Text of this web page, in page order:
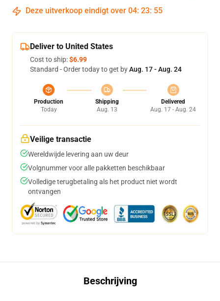
Deze uitverkoop eindigt over 04: 23: 54
Deliver to United States
Cost to ship:$6.99
Standard - Order today to get byAug. 17 - Aug. 24
Production
Today
Shipping
Aug. 13
Delivered
Aug. 17 - Aug. 24
Veilige transactie
Wereldwijde levering aan uw deur
Volgnummer voor alle pakketten beschikbaar
Volledige terugbetaling als het product niet wordt
ontvangen
Beschrijving